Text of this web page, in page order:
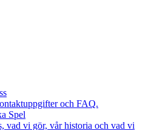
och FAQ.
Spel
vad vi gör, vår historia och vad vi